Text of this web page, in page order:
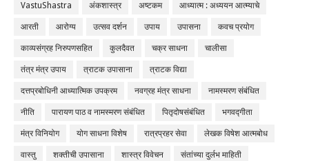
VastuShastra अंकशास्त्र अष्टकम आध्यात्म : अध्ययन आत्म्याचे
आरती आरोग्य उत्सव दर्शन उपाय उपासना कवच प्रयोग
काव्यसंग्रह निरुपणसहित कुलदैवत चक्र साधना चालीसा
तंत्र मंत्र उपाय त्राटक उपासाना त्राटक विद्या
दत्तप्रबोधिनी आध्यात्मिक उपक्रम नवग्रह मंत्र साधना नामस्मरण संबंधित
नीति पारायण पाठ व नामस्मरण संबंधित पितृदोषसंबंधित भगवद्गीता
मंत्र विनियोग योग साधना विशेष रात्रप्रहर सेवा लेखक विषेश आत्मबोध
वास्तु शक्तीची उपासाना शास्त्र विवेचन संतांच्या दुर्लभ माहिती